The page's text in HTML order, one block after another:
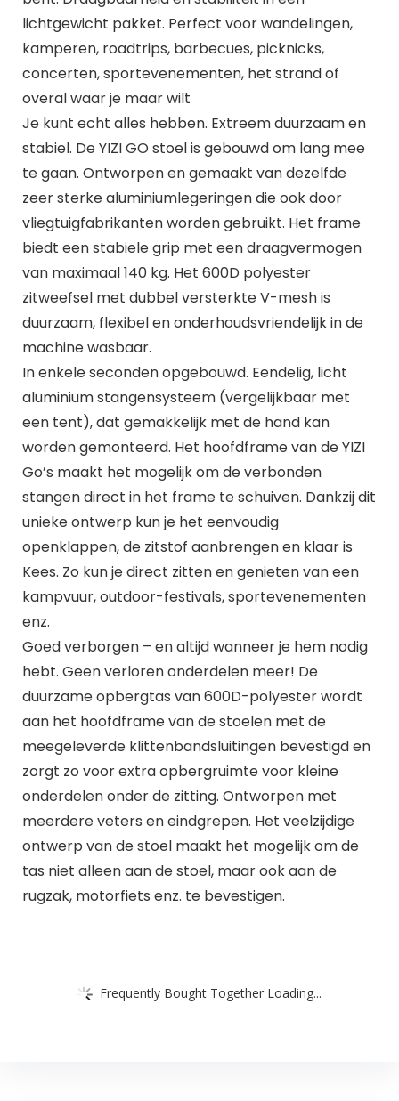
lichtgewicht pakket. Perfect voor wandelingen,
kamperen, roadtrips, barbecues, picknicks,
concerten, sportevenementen, het strand of
overal waar je maar wilt
Je kunt echt alles hebben. Extreem duurzaam en
stabiel. De YIZI GO stoel is gebouwd om lang mee
te gaan. Ontworpen en gemaakt van dezelfde
zeer sterke aluminiumlegeringen die ook door
vliegtuigfabrikanten worden gebruikt. Het frame
biedt een stabiele grip met een draagvermogen
van maximaal 140 kg. Het 600D polyester
zitweefsel met dubbel versterkte V-mesh is
duurzaam, flexibel en onderhoudsvriendelijk in de
machine wasbaar.
In enkele seconden opgebouwd. Eendelig, licht
aluminium stangensysteem (vergelijkbaar met
een tent), dat gemakkelijk met de hand kan
worden gemonteerd. Het hoofdframe van de YIZI
Go’s maakt het mogelijk om de verbonden
stangen direct in het frame te schuiven. Dankzij dit
unieke ontwerp kun je het eenvoudig
openklappen, de zitstof aanbrengen en klaar is
Kees. Zo kun je direct zitten en genieten van een
kampvuur, outdoor-festivals, sportevenementen
enz.
Goed verborgen – en altijd wanneer je hem nodig
hebt. Geen verloren onderdelen meer! De
duurzame opbergtas van 600D-polyester wordt
aan het hoofdframe van de stoelen met de
meegeleverde klittenbandsluitingen bevestigd en
zorgt zo voor extra opbergruimte voor kleine
onderdelen onder de zitting. Ontworpen met
meerdere veters en eindgrepen. Het veelzijdige
ontwerp van de stoel maakt het mogelijk om de
tas niet alleen aan de stoel, maar ook aan de
rugzak, motorfiets enz. te bevestigen.
Frequently Bought Together Loading...